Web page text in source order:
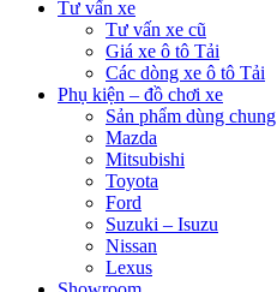
Tư vấn xe
Tư vấn xe cũ
Giá xe ô tô Tải
Các dòng xe ô tô Tải
Phụ kiện – đồ chơi xe
Sản phẩm dùng chung
Mazda
Mitsubishi
Toyota
Ford
Suzuki – Isuzu
Nissan
Lexus